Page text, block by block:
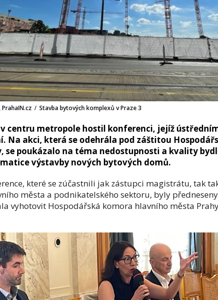
/ Stavba bytových komplexů v Praze 3
v centru metropole hostil konferenci, jejíž
Na akci, která se odehrála pod záštitou
se poukázalo na téma nedostupnosti a kvality
výstavby nových bytových domů.
které se zúčastnili jak zástupci magistrátu, tak
města a podnikatelského sektoru, byly
vyhotovit Hospodářská komora hlavního města